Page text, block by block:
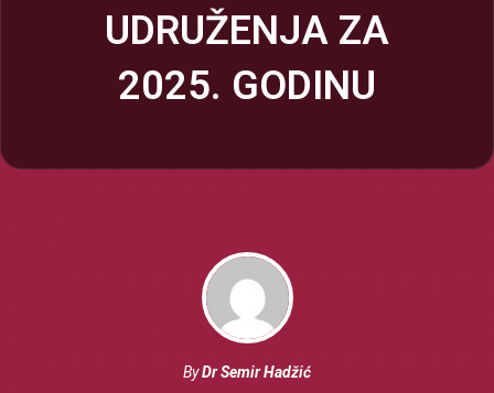
UDRUŽENJA ZA
2025. GODINU
ByDr Semir Hadžić